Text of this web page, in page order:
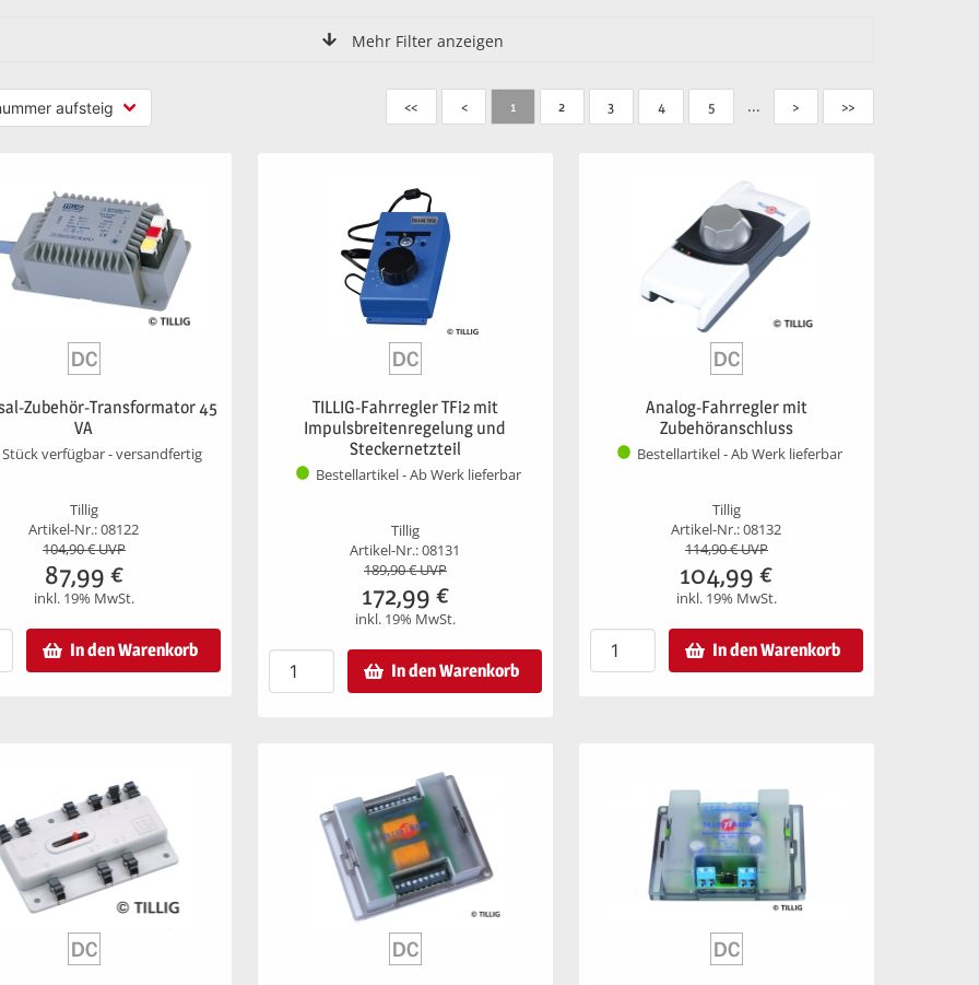
Mehr Filter anzeigen
<< < 1 2 3 4 5 ... > >>
Zubehör-Transformator 45
VA
Stück verfügbar - versandfertig
Tillig
Artikel-Nr.: 08122
104,90€ UVP
87,99 €
inkl. 19% MwSt.
In den Warenkorb
TILLIG-Fahrregler TFi2 mit
Impulsbreitenregelung und
Steckernetzteil
Bestellartikel - Ab Werk lieferbar
Tillig
Artikel-Nr.: 08131
189,90€ UVP
172,99 €
inkl. 19% MwSt.
In den Warenkorb
Analog-Fahrregler mit
Zubehöranschluss
Bestellartikel - Ab Werk lieferbar
Tillig
Artikel-Nr.: 08132
114,90€ UVP
104,99 €
inkl. 19% MwSt.
In den Warenkorb